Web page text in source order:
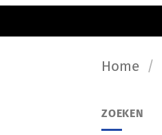
Home /
ZOEKEN